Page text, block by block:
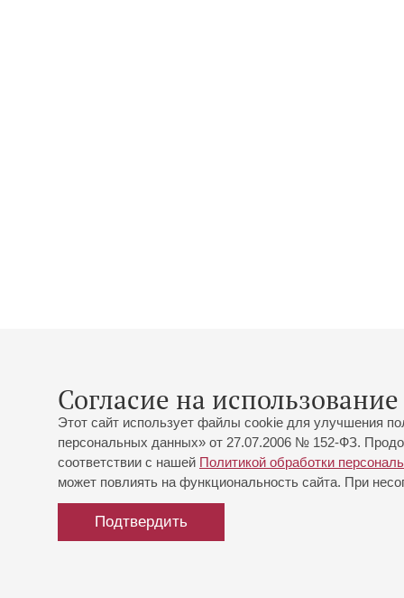
Согласие на
Этот сайт использует файлы cookie для улучшения
персональных данных» от 27.07.2006 № 152-ФЗ.
соответствии с нашей Политикой обработки
может повлиять на функциональность сайта. При
Подтвердить